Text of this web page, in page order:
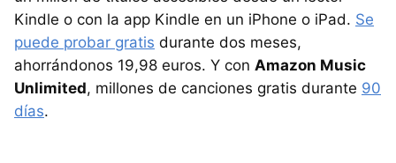
Kindle o con la app Kindle en un iPhone o iPad. Se
puede probar gratis durante dos meses,
ahorrándonos 19,98 euros. Y con Amazon Music
Unlimited, millones de canciones gratis durante 90
días.